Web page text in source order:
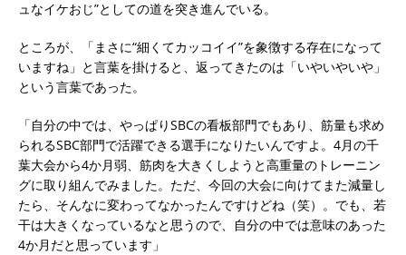
ュなイケおじ”としての道を突き進んでいる。
ところが、「まさに“細くてカッコイイ”を象徴する存在になって
いますね」と言葉を掛けると、返ってきたのは「いやいやいや」
という言葉であった。
「自分の中では、やっぱりSBCの看板部門でもあり、筋量も求め
られるSBC部門で活躍できる選手になりたいんですよ。4月の千
葉大会から4か月弱、筋肉を大きくしようと高重量のトレーニン
グに取り組んでみました。ただ、今回の大会に向けてまた減量し
たら、そんなに変わってなかったんですけどね（笑）。でも、若
干は大きくなっているなと思うので、自分の中では意味のあった
4か月だと思っています」